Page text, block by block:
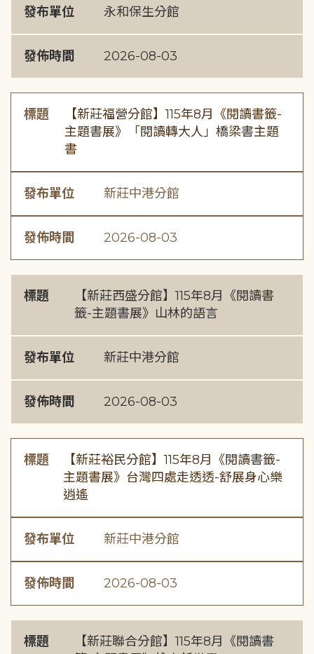
發布單位 永和保生分館
發佈時間 2026-08-03
標題
【新莊福營分館】115年8月《閱讀書籤-
主題書展》「閱讀轉大人」橋梁書主題
書
發布單位 新莊中港分館
發佈時間 2026-08-03
標題
【新莊西盛分館】115年8月《閱讀書
籤-主題書展》山林的語言
發布單位 新莊中港分館
發佈時間 2026-08-03
標題
【新莊裕民分館】115年8月《閱讀書籤-
主題書展》台灣四處走透透-舒展身心樂
逍遙
發布單位 新莊中港分館
發佈時間 2026-08-03
標題
【新莊聯合分館】115年8月《閱讀書